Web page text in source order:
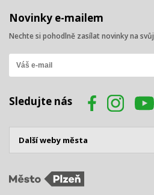
Novinky e-mailem
Nechte si pohodlně zasílat novinky na
Sledujte nás